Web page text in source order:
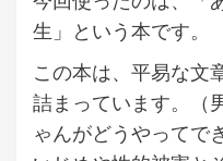
生」という本です。
この本は、平易な文
詰まっています。（
ゃんがどうやってで